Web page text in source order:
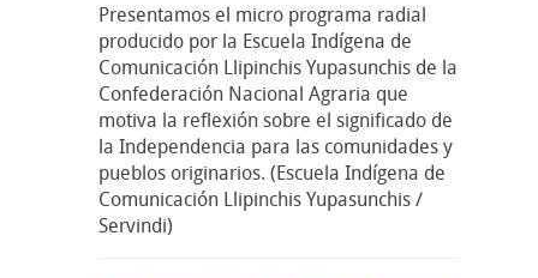
Presentamos el micro programa radial
producido por la Escuela Indígena de
Comunicación Llipinchis Yupasunchis de la
Confederación Nacional Agraria que
motiva la reflexión sobre el significado de
la Independencia para las comunidades y
pueblos originarios. (Escuela Indígena de
Comunicación Llipinchis Yupasunchis /
Servindi)